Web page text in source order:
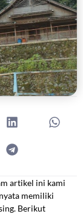
artikel ini kami
memiliki
Berikut